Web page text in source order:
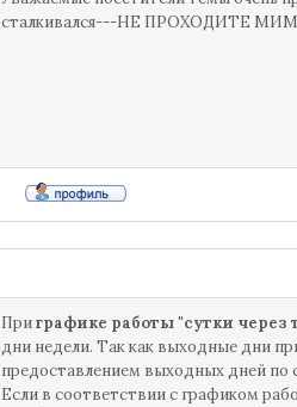
сталкивался---НЕ ПРОХОДИТЕ
Приграфике работы "сутки через
дни недели. Так как выходные дни
предоставлением выходных дней по
Если в соответствии с графиком